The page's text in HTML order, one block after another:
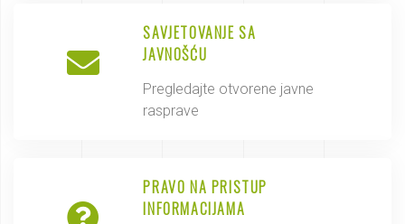
SAVJETOVANJE SA
JAVNOŠĆU
Pregledajte otvorene javne
rasprave
PRAVO NA PRISTUP
INFORMACIJAMA